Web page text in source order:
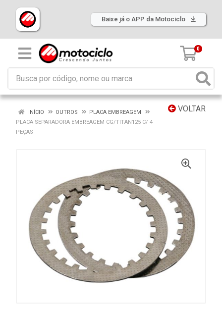
Baixe já o APP da Motociclo
0
VOLTAR
INÍCIO OUTROS
PLACA EMBREAGEM
PLACA SEPARADORA EMBREAGEM CG/TITAN125 C/ 4
PEÇAS